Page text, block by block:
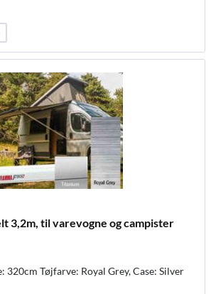
3,2m, til varevogne og campister
320cm Tøjfarve: Royal Grey, Case: Silver